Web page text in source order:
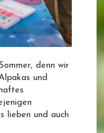
denn wir
und
lieben und auch